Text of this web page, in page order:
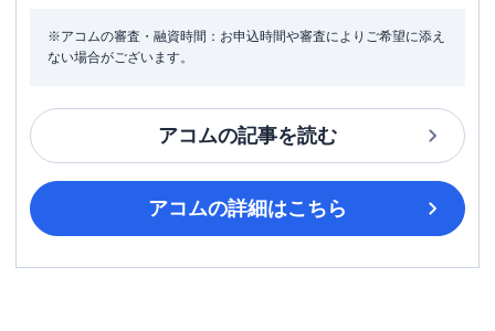
※アコムの審査・融資時間：お申込時間や審査によりご希望に添え
ない場合がございます。
アコムの記事を読む
アコムの詳細はこちら